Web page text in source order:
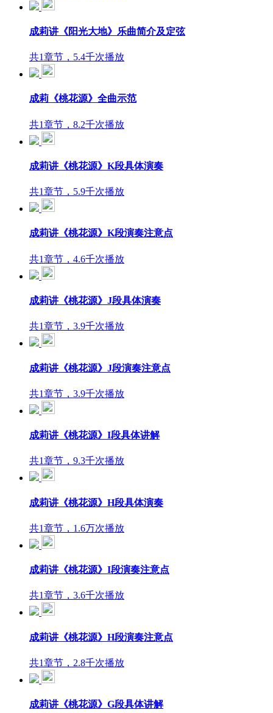
成莉讲《阳光大地》乐曲简介及定弦
共1章节，5.4千次播放
成莉《桃花源》全曲示范
共1章节，8.2千次播放
成莉讲《桃花源》K段具体演奏
共1章节，5.9千次播放
成莉讲《桃花源》K段演奏注意点
共1章节，4.6千次播放
成莉讲《桃花源》J段具体演奏
共1章节，3.9千次播放
成莉讲《桃花源》J段演奏注意点
共1章节，3.9千次播放
成莉讲《桃花源》I段具体讲解
共1章节，9.3千次播放
成莉讲《桃花源》H段具体演奏
共1章节，1.6万次播放
成莉讲《桃花源》I段演奏注意点
共1章节，3.6千次播放
成莉讲《桃花源》H段演奏注意点
共1章节，2.8千次播放
成莉讲《桃花源》G段具体讲解